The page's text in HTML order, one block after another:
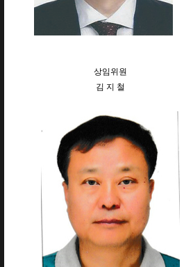
상임위원
김 지 철